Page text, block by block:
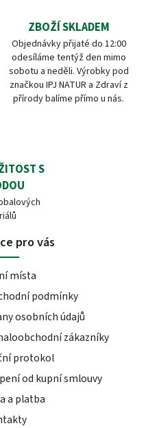
ZBOŽÍ SKLADEM
Objednávky přijaté do 12:00
odesíláme tentýž den mimo
sobotu a neděli. Výrobky pod
značkou IPJ NATUR a Zdraví z
přírody balíme přímo u nás.
S
pro vás
místa
podmínky
osobních údajů
zákazníky
protokol
od kupní smlouvy
a platba